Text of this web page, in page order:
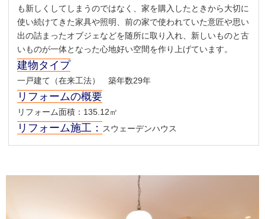
も新しくしてしまうのではなく、家を購入したときから大切に
使い続けてきた家具や照明、前の家で使われていた意匠や思い
出の詰まったオブジェなどを随所に取り入れ、新しいものと古
いものが一体となった心地好い空間を作り上げています。
建物タイプ
一戸建て（在来工法） 築年数29年
リフォームの概要
リフォーム面積：135.12㎡
リフォーム施工： スウェーデンハウス